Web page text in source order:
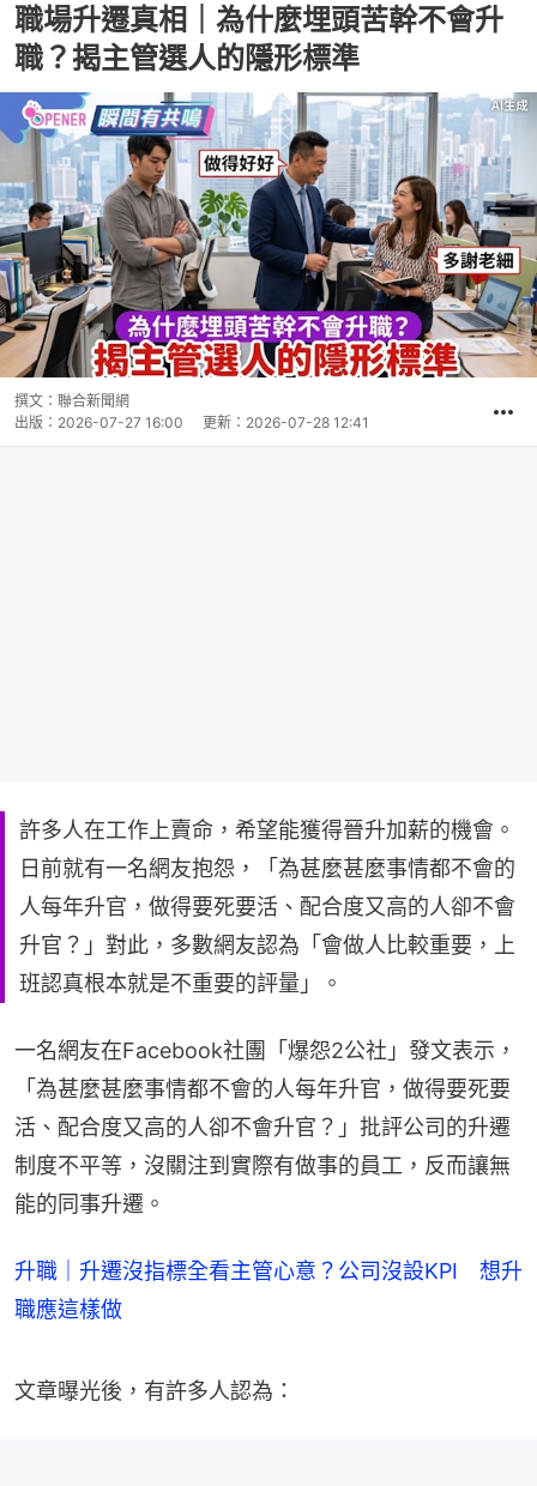
職場升遷真相｜為什麼埋頭苦幹不會升
職？揭主管選人的隱形標準
撰文： 聯合新聞網
出版： 2026-07-27 16:00 更新： 2026-07-28 12:41
許多人在工作上賣命，希望能獲得晉升加薪的機會。
日前就有一名網友抱怨，「為甚麼甚麼事情都不會的
人每年升官，做得要死要活、配合度又高的人卻不會
升官？」對此，多數網友認為「會做人比較重要，上
班認真根本就是不重要的評量」。
一名網友在Facebook社團「爆怨2公社」發文表示，
「為甚麼甚麼事情都不會的人每年升官，做得要死要
活、配合度又高的人卻不會升官？」批評公司的升遷
制度不平等，沒關注到實際有做事的員工，反而讓無
能的同事升遷。
升職｜升遷沒指標全看主管心意？公司沒設KPI 想升
職應這樣做
文章曝光後，有許多人認為：